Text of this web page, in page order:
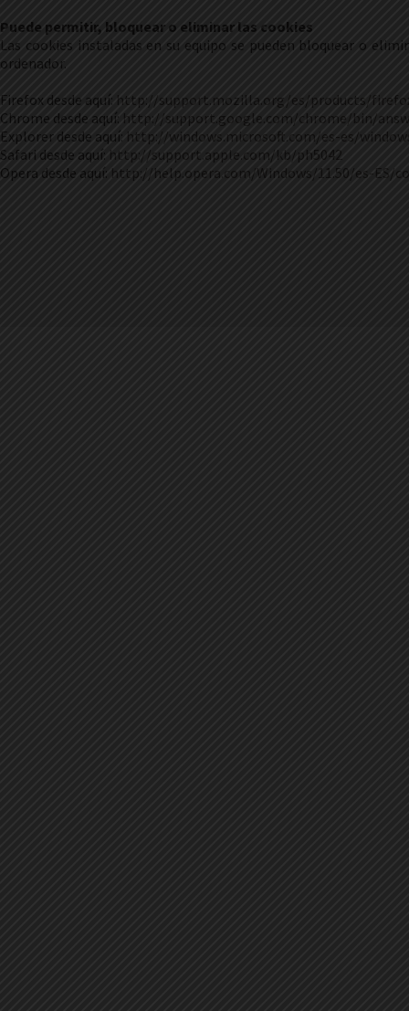
Puede permitir, bloquear o eliminar las cookies
Las cookies instaladas en su equipo se pueden bloquear o
ordenador.
Firefox desde aquí: http://support.mozilla.org/es/products/
Chrome desde aquí: http://support.google.com/chrome/bin/
Explorer desde aquí: http://windows.microsoft.com/es-es/
Safari desde aquí: http://support.apple.com/kb/ph5042
Opera desde aquí: http://help.opera.com/Windows/11.50/es-ES/